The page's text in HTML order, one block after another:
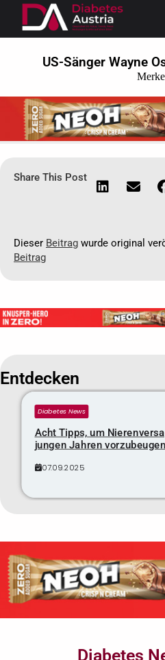
US-Sänger Wayne
Share This Post
Dieser Beitrag wurde original
Beitrag
Entdecken
Diabetes News
Acht Tipps, um
jungen Jahren vorzubeugen
07.09.2025
Diabetes